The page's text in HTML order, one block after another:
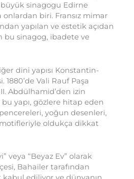
büyük sinagogu Edirne
biri. Fransız mimar
yapılan ve estetik açıdan
bu sinagog, ibadete ve
dini yapısı Konstantin-
1880’de Vali Rauf Paşa
Abdülhamid’den izin
yapı, gözlere hitap eden
yoğun desenleri,
oldukça dikkat
veya “Beyaz Ev” olarak
Bahailer tarafından